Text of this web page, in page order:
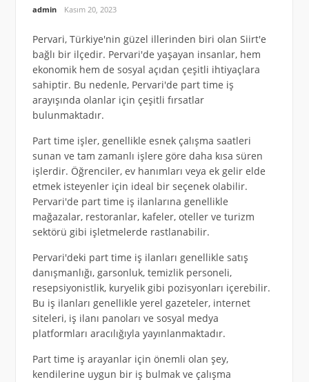
admin Kasım 20, 2023
Pervari, Türkiye'nin güzel illerinden biri olan Siirt'e
bağlı bir ilçedir. Pervari'de yaşayan insanlar, hem
ekonomik hem de sosyal açıdan çeşitli ihtiyaçlara
sahiptir. Bu nedenle, Pervari'de part time iş
arayışında olanlar için çeşitli fırsatlar
bulunmaktadır.
Part time işler, genellikle esnek çalışma saatleri
sunan ve tam zamanlı işlere göre daha kısa süren
işlerdir. Öğrenciler, ev hanımları veya ek gelir elde
etmek isteyenler için ideal bir seçenek olabilir.
Pervari'de part time iş ilanlarına genellikle
mağazalar, restoranlar, kafeler, oteller ve turizm
sektörü gibi işletmelerde rastlanabilir.
Pervari'deki part time iş ilanları genellikle satış
danışmanlığı, garsonluk, temizlik personeli,
resepsiyonistlik, kuryelik gibi pozisyonları içerebilir.
Bu iş ilanları genellikle yerel gazeteler, internet
siteleri, iş ilanı panoları ve sosyal medya
platformları aracılığıyla yayınlanmaktadır.
Part time iş arayanlar için önemli olan şey,
kendilerine uygun bir iş bulmak ve çalışma